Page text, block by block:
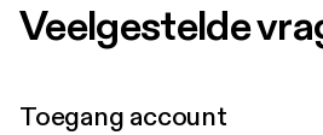
Veelgestelde
Toegang account